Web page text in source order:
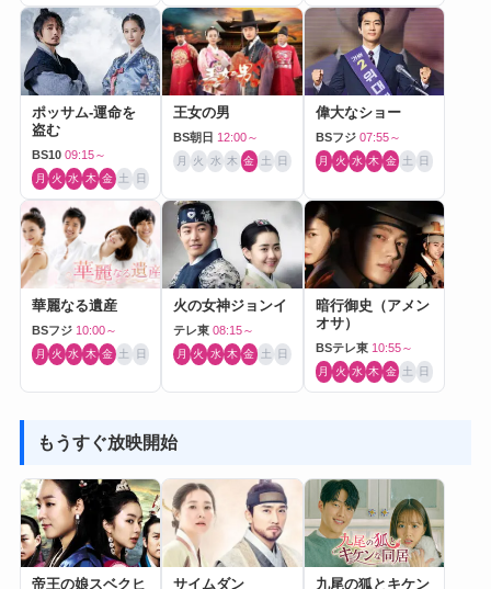
ポッサム-運命を
盗む
BS10 09:15～
月 火 水 木 金 土 日
王女の男
BS朝日 12:00～
月 火 水 木 金 土 日
偉大なショー
BSフジ 07:55～
月 火 水 木 金 土 日
華麗なる遺産
BSフジ 10:00～
月 火 水 木 金 土 日
火の女神ジョンイ
テレ東 08:15～
月 火 水 木 金 土 日
暗行御史（アメン
オサ）
BSテレ東 10:55～
月 火 水 木 金 土 日
もうすぐ放映開始
帝王の娘スベクヒ サイムダン 九尾の狐とキケン